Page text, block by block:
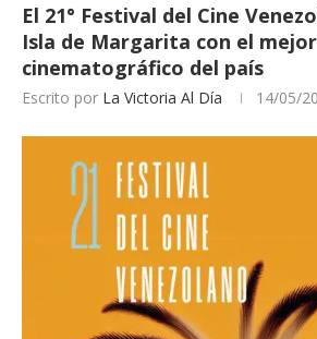
El 21° Festival del Cine
Isla de Margarita con el
cinematográfico del país
Escrito por La Victoria Al Día 14/05/